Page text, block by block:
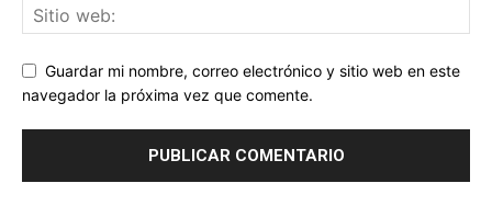
Guardar mi nombre, correo electrónico y sitio web en este
navegador la próxima vez que comente.